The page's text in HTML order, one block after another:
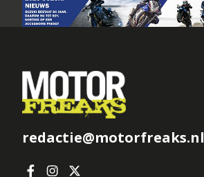
redactie@motorfreaks.nl